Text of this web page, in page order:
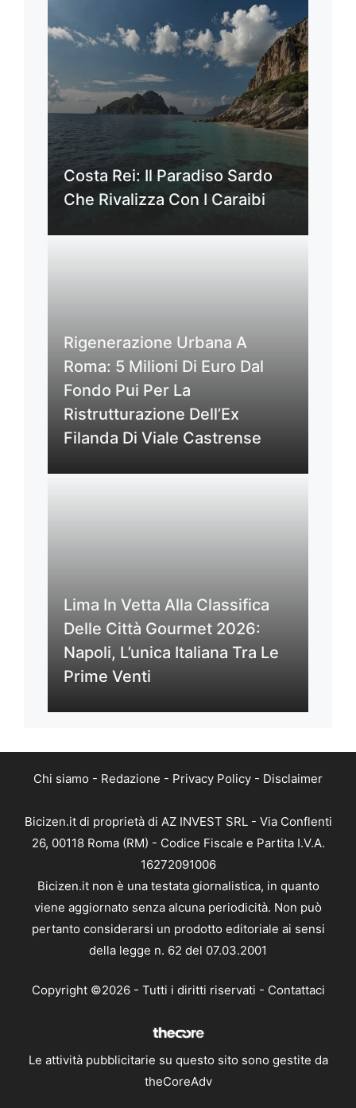
Costa Rei: Il Paradiso Sardo
Che Rivalizza Con I Caraibi
Rigenerazione Urbana A
Roma: 5 Milioni Di Euro Dal
Fondo Pui Per La
Ristrutturazione Dell’Ex
Filanda Di Viale Castrense
Lima In Vetta Alla Classifica
Delle Città Gourmet 2026:
Napoli, L’unica Italiana Tra Le
Prime Venti
Chi siamo - Redazione - Privacy Policy - Disclaimer
Bicizen.it di proprietà di AZ INVEST SRL - Via Conflenti
26, 00118 Roma (RM) - Codice Fiscale e Partita I.V.A.
16272091006
Bicizen.it non è una testata giornalistica, in quanto
viene aggiornato senza alcuna periodicità. Non può
pertanto considerarsi un prodotto editoriale ai sensi
della legge n. 62 del 07.03.2001
Copyright ©2026 - Tutti i diritti riservati - Contattaci
Le attività pubblicitarie su questo sito sono gestite da
theCoreAdv